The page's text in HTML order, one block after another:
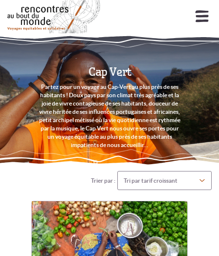
à
la
navigation
au
contenu
Mon espace
Notre éthique
le
Nos destinations
le
Cambodge
Cap Vert
Cuba
Inde
Cap Vert
Partez pour un voyage au Cap-Vert au plus près de ses
habitants ! Doux pays par son climat très agréable et la
joie de vivre contagieuse de ses habitants, douceur de
vivre héritée de ses influences portugaises et africaines,
petit archipel métissé où la vie quotidienne est rythmée
par la musique, le Cap Vert nous ouvre ses portes pour
un voyage équitable au plus près de ses habitants
impatients de nous accueillir...
Trier par :